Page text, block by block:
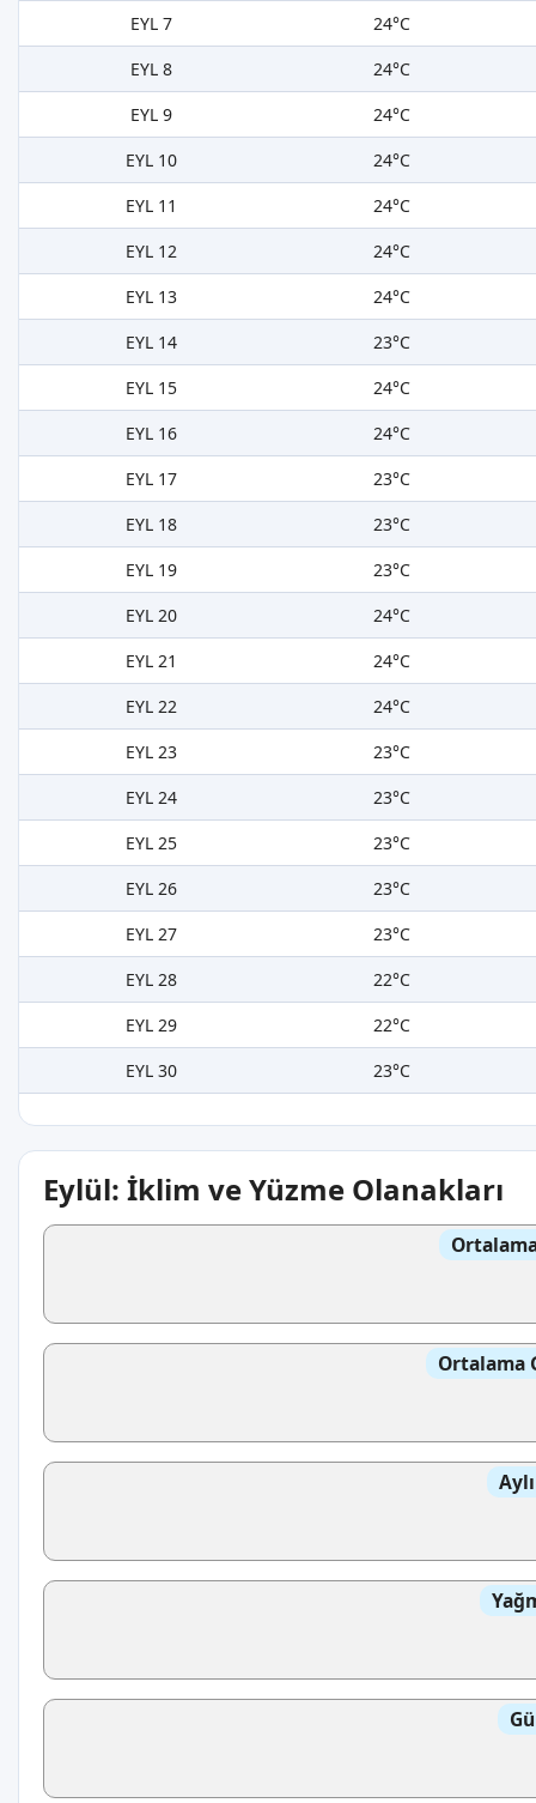
EYL 7
24°C
EYL 8
24°C
EYL 9
24°C
EYL 10
24°C
EYL 11
24°C
EYL 12
24°C
EYL 13
24°C
EYL 14
23°C
EYL 15
24°C
EYL 16
24°C
EYL 17
23°C
EYL 18
23°C
EYL 19
23°C
EYL 20
24°C
EYL 21
24°C
EYL 22
24°C
EYL 23
23°C
EYL 24
23°C
EYL 25
23°C
EYL 26
23°C
EYL 27
23°C
EYL 28
22°C
EYL 29
22°C
EYL 30
23°C
Eylül: İklim ve Yüzme Olanakları
Ortalama
Ortalama